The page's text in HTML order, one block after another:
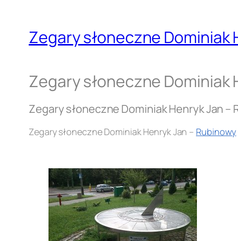
Zegary słoneczne Dominiak
Zegary słoneczne Dominiak
Zegary słoneczne Dominiak Henryk Jan
Zegary słoneczne Dominiak Henryk Jan – Rubinowy